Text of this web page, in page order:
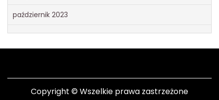
październik 2023
Copyright © Wszelkie prawa zastrzeżone